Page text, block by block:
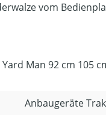
vom
Man 92 cm 105
Anbaugeräte